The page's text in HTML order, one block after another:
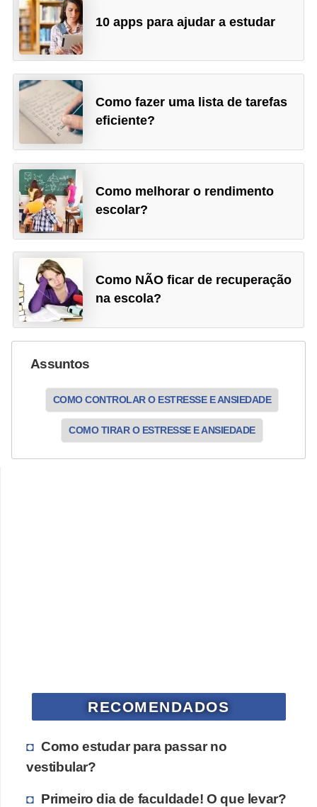
10 apps para ajudar a estudar
Como fazer uma lista de tarefas
eficiente?
Como melhorar o rendimento
escolar?
Como NÃO ficar de recuperação
na escola?
Assuntos
COMO CONTROLAR O ESTRESSE E ANSIEDADE
COMO TIRAR O ESTRESSE E ANSIEDADE
RECOMENDADOS
Como estudar para passar no
vestibular?
Primeiro dia de faculdade! O que levar?